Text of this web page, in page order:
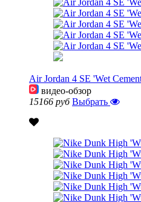
Air Jordan 4 SE 'Wet
видео-обзор
15166 руб Выбрать